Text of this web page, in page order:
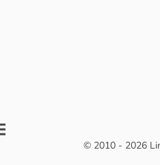
© 2010 - 2026